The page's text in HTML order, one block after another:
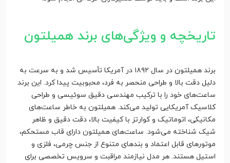
تاریخچه و ویژگی‌های برند همیلتون
برند همیلتون در سال ۱۸۹۲ در آمریکا تأسیس شد و به سرعت به
دلیل دقت بالا و طراحی منحصر به فرد، محبوبیت پیدا کرد. این برند
ساعت‌های خود را با ترکیب مهندسی دقیق سوئیسی و طراحی
کلاسیک آمریکایی تولید می‌کند. همیلتون به خاطر ساعت‌های
مکانیکی، اتوماتیک و کوارتز با کیفیت بالا، دقت دقیق و ظاهر
شیک شناخته می‌شود. ساعت‌های همیلتون دارای قاب مستحکم،
موتورهای قابل اعتماد و بندهای متنوع از جنس چرمی، فلزی و
استیل هستند. هر مدل نیازمند مراقبت و سرویس تخصصی برای